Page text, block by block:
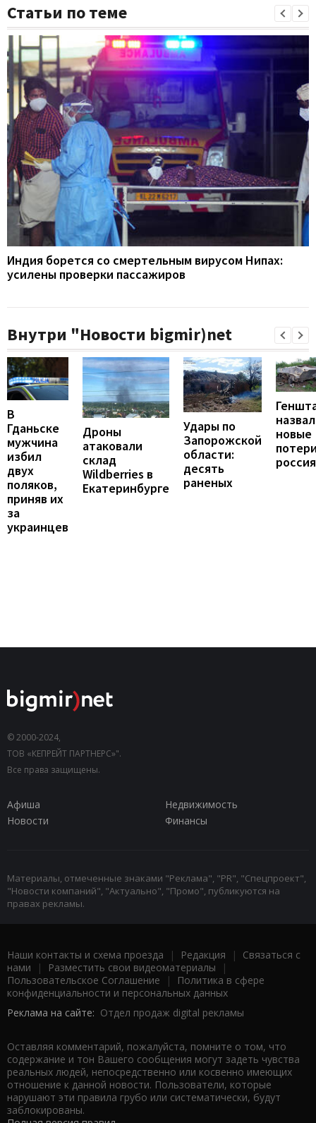
Статьи по теме
Индия борется со смертельным вирусом Нипах:
усилены проверки пассажиров
Внутри "Новости bigmir)net
В
Гданьске
мужчина
избил
двух
поляков,
приняв их
за
украинцев
Дроны
атаковали
склад
Wildberries в
Екатеринбурге
Удары по
Запорожской
области:
десять
раненых
назвал
новые
© 2000-2024,
ТОВ «КЕПРЕЙТ ПАРТНЕРС»".
Все права защищены.
Афиша
Недвижимость
Новости
Финансы
Материалы, отмеченные знаками "Реклама", "PR", "Спецпроект",
"Новости компаний", "Актуально", "Промо", публикуются на
правах рекламы.
Наши контакты и схема проезда | Редакция | Связаться с
нами | Разместить свои видеоматериалы |
Пользовательское Соглашение |
Политика в сфере
конфиденциальности и персональных данных
Реклама на сайте: Отдел продаж digital рекламы
Оставляя комментарий, пожалуйста, помните о том, что
содержание и тон Вашего сообщения могут задеть чувства
реальных людей, непосредственно или косвенно имеющих
отношение к данной новости. Пользователи, которые
нарушают эти правила грубо или систематически, будут
заблокированы.